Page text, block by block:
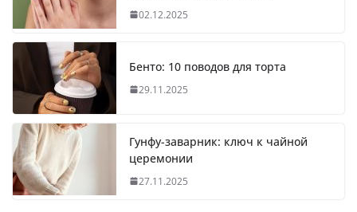
02.12.2025
Бенто: 10 поводов для торта
29.11.2025
Гунфу-заварник: ключ к чайной
церемонии
27.11.2025